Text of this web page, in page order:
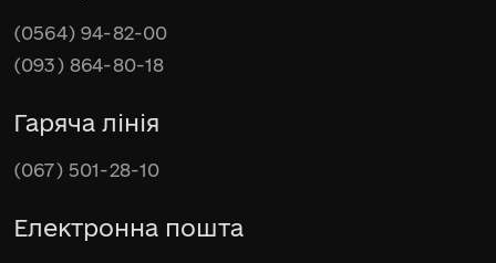
(0564) 94-82-00
(093) 864-80-18
Гаряча лінія
(067) 501-28-10
Електронна пошта